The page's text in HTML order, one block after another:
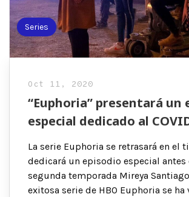
Series
Oct 11, 2020
“Euphoria” presentará un
especial dedicado al
La serie Euphoria se retrasará en el
dedicará un episodio especial antes
segunda temporada Mireya
exitosa serie de HBO Euphoria se ha